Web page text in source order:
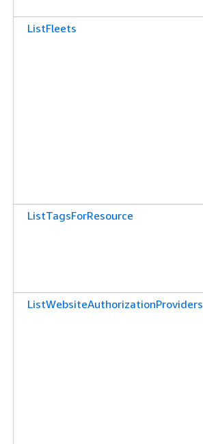
ListFleets
ListTagsForResource
ListWebsiteAuthorizationProviders